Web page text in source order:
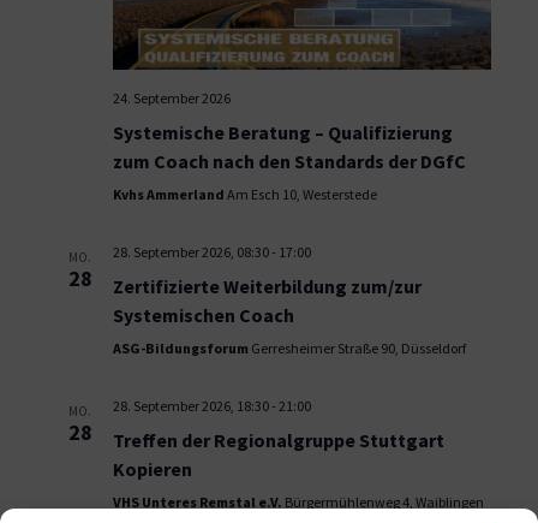
24. September 2026
Systemische Beratung – Qualifizierung
zum Coach nach den Standards der DGfC
Kvhs Ammerland Am Esch 10, Westerstede
MO.
28
28. September 2026, 08:30- 17:00
Zertifizierte Weiterbildung zum/zur
Systemischen Coach
ASG-Bildungsforum Gerresheimer Straße 90, Düsseldorf
MO.
28
28. September 2026, 18:30- 21:00
Treffen der Regionalgruppe Stuttgart
Kopieren
VHS Unteres Remstal e.V. Bürgermühlenweg 4, Waiblingen